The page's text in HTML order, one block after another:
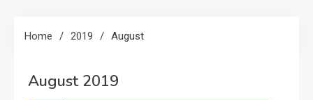
Home 2019 August
August 2019